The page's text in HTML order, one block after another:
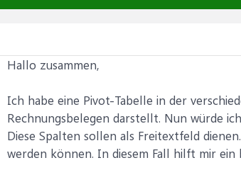
Hallo zusammen,
Ich habe eine Pivot-Tabelle in der
Rechnungsbelegen darstellt. Nun würde
Diese Spalten sollen als Freitextfeld
werden können. In diesem Fall hilft mir